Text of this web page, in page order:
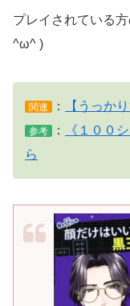
プレイされている
^ω^ )
関連 ： 【うっか
参考 ：
《１００
ら